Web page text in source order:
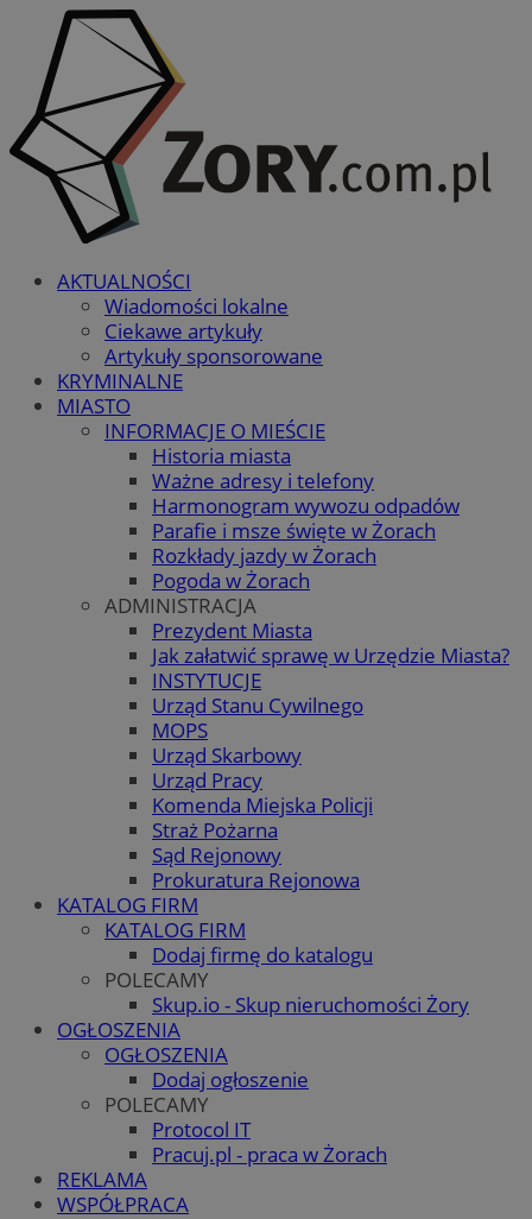
AKTUALNOŚCI
Wiadomości lokalne
Ciekawe artykuły
Artykuły sponsorowane
KRYMINALNE
MIASTO
INFORMACJE O MIEŚCIE
Historia miasta
Ważne adresy i telefony
Harmonogram wywozu odpadów
Parafie i msze święte w Żorach
Rozkłady jazdy w Żorach
Pogoda w Żorach
ADMINISTRACJA
Prezydent Miasta
Jak załatwić sprawę w Urzędzie Miasta?
INSTYTUCJE
Urząd Stanu Cywilnego
MOPS
Urząd Skarbowy
Urząd Pracy
Komenda Miejska Policji
Straż Pożarna
Sąd Rejonowy
Prokuratura Rejonowa
KATALOG FIRM
KATALOG FIRM
Dodaj firmę do katalogu
POLECAMY
Skup.io - Skup nieruchomości Żory
OGŁOSZENIA
OGŁOSZENIA
Dodaj ogłoszenie
POLECAMY
Protocol IT
Pracuj.pl - praca w Żorach
REKLAMA
WSPÓŁPRACA